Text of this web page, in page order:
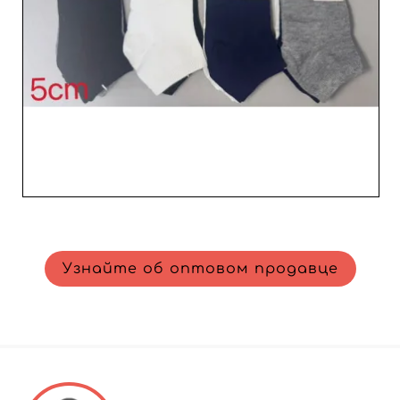
высокой добавленной стоимостью. Носки Fortuna —
синоним качества и надежности, что делает этого
оптовика незаменимым для любого профессионала,
желающего включить в каталог первоклассные
товары. С Fortuna вы получаете уверенность в
плодотворном сотрудничестве, основанном на
доверии и экспертизе в оптовых поставках.
Присоединяйтесь к нашей платформе и узнайте, как
Fortuna может преобразить ваше предложение по
Узнайте об оптовом продавце